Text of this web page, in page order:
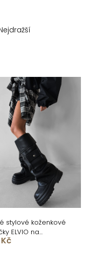
stylové koženkové
ELVIO na